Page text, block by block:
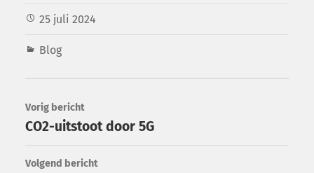
25 juli 2024
Blog
Vorig bericht
CO2-uitstoot door 5G
Volgend bericht